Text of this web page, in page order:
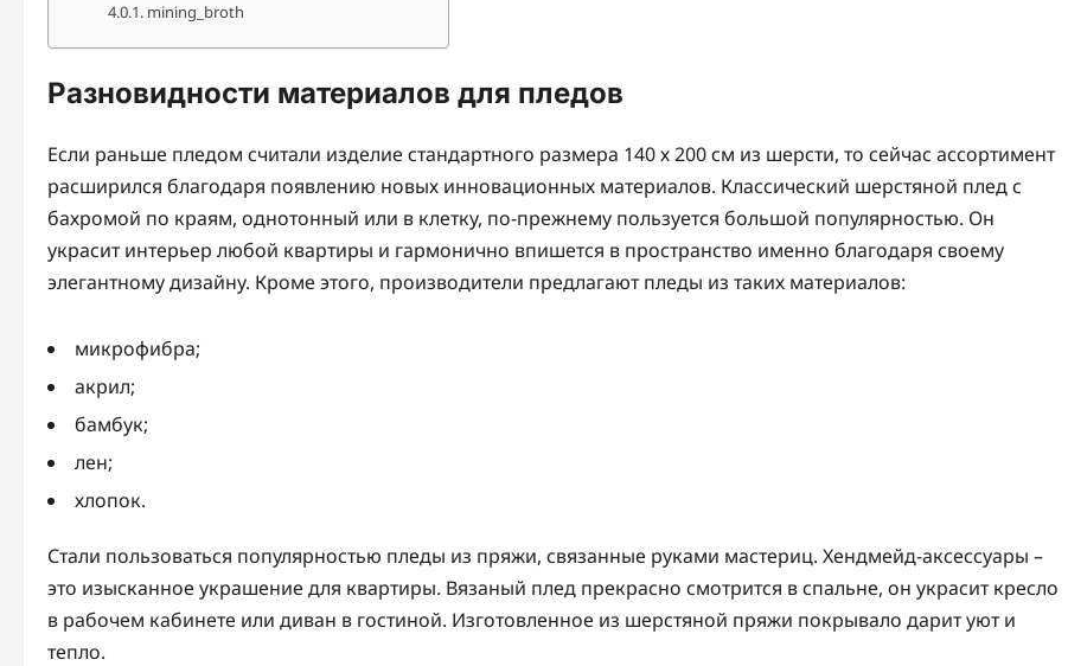
mining_broth
Разновидности материалов для пледов
Если раньше пледом считали изделие стандартного размера 140 х 200 см из шерсти, то сейчас ассортимент
расширился благодаря появлению новых инновационных материалов. Классический шерстяной плед с
бахромой по краям, однотонный или в клетку, по-прежнему пользуется большой популярностью. Он
украсит интерьер любой квартиры и гармонично впишется в пространство именно благодаря своему
элегантному дизайну. Кроме этого, производители предлагают пледы из таких материалов:
микрофибра;
акрил;
бамбук;
лен;
хлопок.
Стали пользоваться популярностью пледы из пряжи, связанные руками мастериц. Хендмейд-аксессуары –
это изысканное украшение для квартиры. Вязаный плед прекрасно смотрится в спальне, он украсит кресло
в рабочем кабинете или диван в гостиной. Изготовленное из шерстяной пряжи покрывало дарит уют и
тепло.